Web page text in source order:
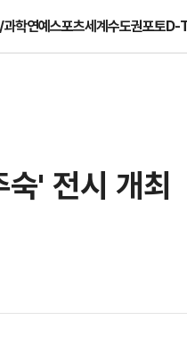
학연예스포츠세계수도권포토D-
' 전시 개최